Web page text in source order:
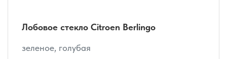
Лобовое стекло Citroen Berlingo
зеленое, голубая